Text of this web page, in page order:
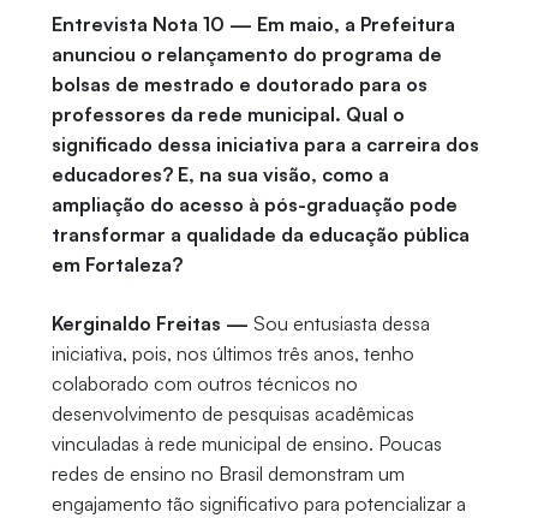
Entrevista Nota 10 — Em maio, a Prefeitura
anunciou o relançamento do programa de
bolsas de mestrado e doutorado para os
professores da rede municipal. Qual o
significado dessa iniciativa para a carreira dos
educadores? E, na sua visão, como a
ampliação do acesso à pós-graduação pode
transformar a qualidade da educação pública
em Fortaleza?
Kerginaldo Freitas — Sou entusiasta dessa
iniciativa, pois, nos últimos três anos, tenho
colaborado com outros técnicos no
desenvolvimento de pesquisas acadêmicas
vinculadas à rede municipal de ensino. Poucas
redes de ensino no Brasil demonstram um
engajamento tão significativo para potencializar a